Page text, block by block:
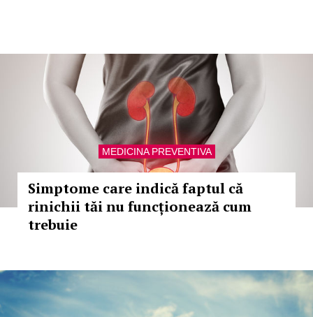
MEDICINA PREVENTIVA
Simptome care indică faptul că
rinichii tăi nu funcționează cum
trebuie